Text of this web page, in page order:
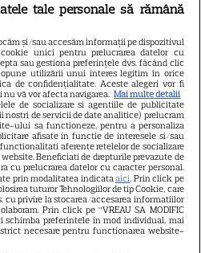
calorii are pepenele roșu
și contraindicații
tale personale să rămână
și/sau accesăm informații pe dispozitivul
unici pentru prelucrarea datelor cu
sau gestiona preferințele dvs. făcând clic
utilizării unui interes legitim în orice
de confidențialitate. Aceste alegeri vor fi
vă vor afecta navigarea. Mai multe detalii
de socializare si agentiile de publicitate
nostri de servicii de date analitice) prelucram
ului sa functioneze, pentru a personaliza
afisate in functie de interesele si/sau
aferente retelelor de socializare
Beneficiati de drepturile prevazute de
cu prelucrarea datelor cu caracter personal.
prin modalitatea indicataaici. Prin click pe
tuturor Tehnologiilor de tip Cookie, care
cu privire la stocarea/accesarea informatiilor
Prin click pe “VREAU SA MODIFIC
schimba preferintele in mod individual, mai
necesare pentru functionarea website-